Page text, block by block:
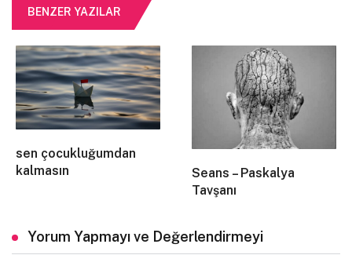
Kuşlar sıcaktan ölmez
Bir çocuk ekinsiz toprağa düşer
Yerine biz ağlarız
Bir yorgunluk var hissedilen
Öteden beri
Ama siz kalkın gidin
Yedi rengin yedisi de bir
BENZER YAZILAR
sen çocukluğumdan
kalmasın
Seans – Paskalya
Tavşanı
Yorum Yapmayı ve Değerlendirmeyi